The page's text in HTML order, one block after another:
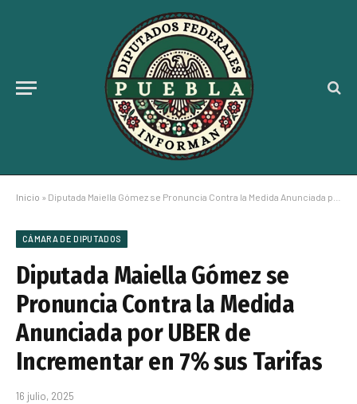
Inicio » Diputada Maiella Gómez se Pronuncia Contra la Medida Anunciada por UBER de Incrementar en 7% sus Tarifas
CÁMARA DE DIPUTADOS
Diputada Maiella Gómez se
Pronuncia Contra la Medida
Anunciada por UBER de
Incrementar en 7% sus Tarifas
16 julio, 2025